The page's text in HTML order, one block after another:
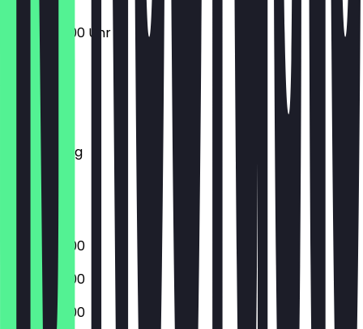
06:30 - 17:00 Uhr
Montag
Dienstag
Mittwoch
Donnerstag
Freitag
Sonntag
06:30 - 18:00
06:30 - 18:00
06:30 - 18:00